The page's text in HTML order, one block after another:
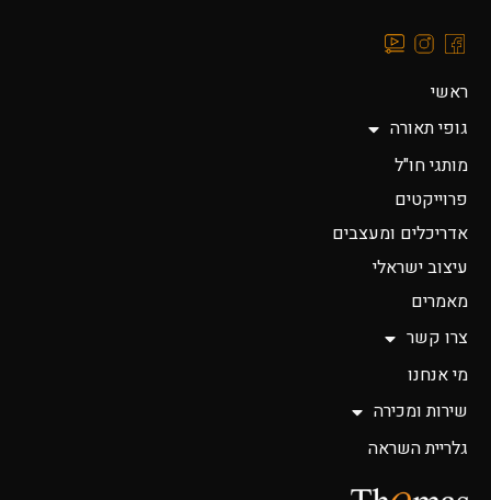
ראשי
גופי תאורה
מותגי חו"ל
פרוייקטים
אדריכלים ומעצבים
עיצוב ישראלי
מאמרים
צרו קשר
מי אנחנו
שירות ומכירה
גלריית השראה